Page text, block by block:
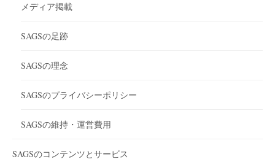
メディア掲載
SAGSの足跡
SAGSの理念
SAGSのプライバシーポリシー
SAGSの維持・運営費用
SAGSのコンテンツとサービス